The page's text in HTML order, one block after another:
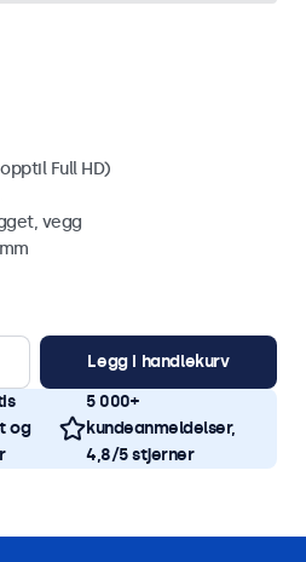
Full HD)
vegg
Legg i handlekurv
og
5 000+
kundeanmeldelser,
4,8/5 stjerner